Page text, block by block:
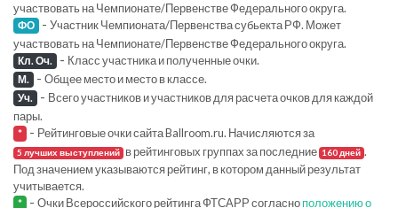
участвовать на Чемпионате/Первенстве Федерального округа.
ФО - Участник Чемпионата/Первенства субьекта РФ. Может
участвовать на Чемпионате/Первенстве Федерального округа.
Кл. Оч. - Класс участника и полученные очки.
М. - Общее место и место в классе.
Уч. - Всего участников и участников для расчета очков для каждой
пары.
* - Рейтинговые очки сайта Ballroom.ru. Начисляются за
5 лучших выступлений в рейтинговых группах за последние 160 дней .
Под значением указываются рейтинг, в котором данный результат
учитывается.
* - Очки Всероссийского рейтинга ФТСАРР согласноположению о